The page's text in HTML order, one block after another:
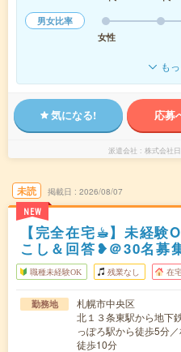
男女比率
女性
も
気になる! 応募
派遣会社 株式会社
未読
NEW
掲載日 2026/08/07
【完全在宅☕︎】未経
こし＆回答❥＠30名募
職種未経験OK 残業なし 在
勤務地
札幌市中央区
北１３条東駅から地下
っぽろ駅から徒歩5分
徒歩10分